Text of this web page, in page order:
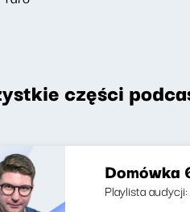
części
Domówka
Playlista